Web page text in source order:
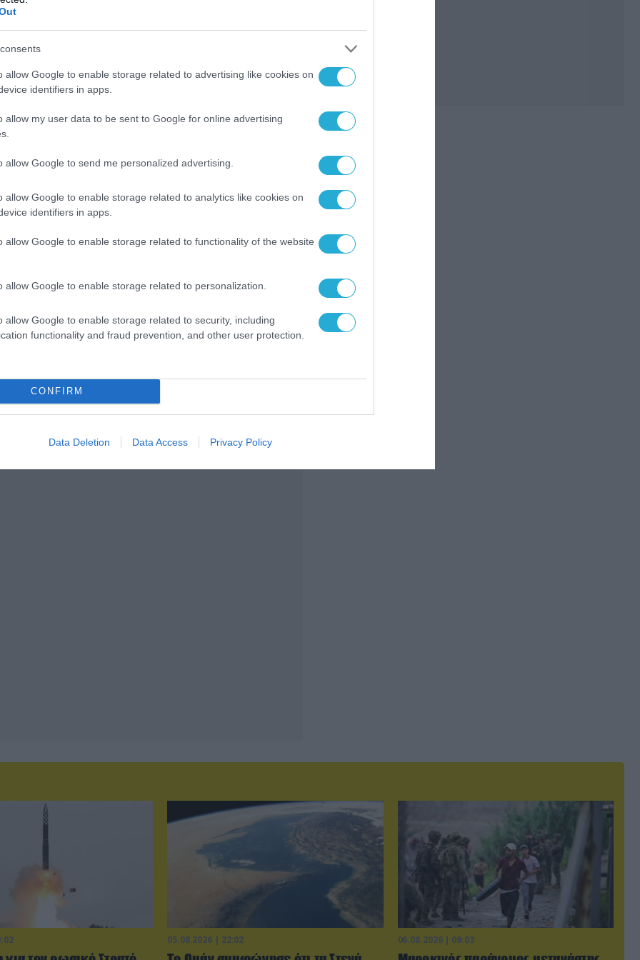
allow Google to enable storage related to advertising like cookies on
identifiers in apps.
allow my user data to be sent to Google for online advertising
allow Google to send me personalized advertising.
allow Google to enable storage related to analytics like cookies on
identifiers in apps.
allow Google to enable storage related to functionality of the website
allow Google to enable storage related to personalization.
allow Google to enable storage related to security, including
functionality and fraud prevention, and other user protection.
CONFIRM
Data Deletion Data Access Privacy Policy
προέβαλε μια 48χρονη γυναίκα όταν
ενός 21χρονου Έλληνα, που όμως…
οποία χτύπησε και έριξε στο έδαφος.
την Αστυνομία, άνδρες της οποίας
βρήκαν πάνω του την κλεμμένη
Κατερίνης, ενώ ερευνούν αν έχει διαπράξει
defencenet.gr
05.08.2026 | 22:02 06.08.2026 | 09:03